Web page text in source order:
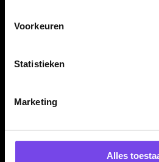
Voorkeuren
Statistieken
Marketing
Alles
Ontwikkeld rond Jeffrey “The
✓ Gemaakt van 90% tungsten
✓ Subtiele ringed grip aan de
Laser etched middenstuk